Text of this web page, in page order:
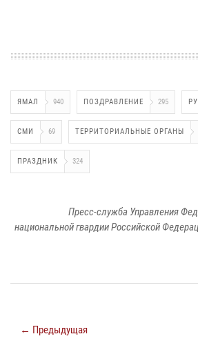
ЯМАЛ 940 ПОЗДРАВЛЕНИЕ 295
СМИ 69 ТЕРРИТОРИАЛЬНЫЕ ОРГАНЫ
ПРАЗДНИК 324
Пресс-служба Управления
национальной гвардии Российской
← Предыдущая